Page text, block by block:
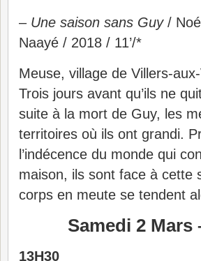
– Une saison sans Guy/
Naayé / 2018 / 11’/*
Meuse, village de Villers-
Trois jours avant qu’ils ne
suite à la mort de Guy, les
territoires où ils ont grandi.
l’indécence du monde qui
maison, ils sont face à cette
corps en meute se tendent
Samedi 2
13H30